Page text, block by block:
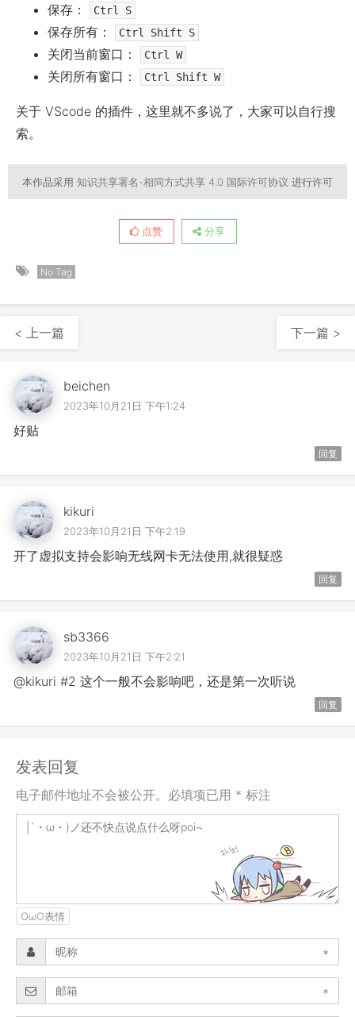
保存： Ctrl S
保存所有： Ctrl Shift S
关闭当前窗口： Ctrl W
关闭所有窗口： Ctrl Shift W
关于 VScode 的插件，这里就不多说了，大家可以自行搜
索。
本作品采用 知识共享署名-相同方式共享 4.0 国际许可协议 进行许可
点赞 分享
No Tag
< 上一篇 下一篇 >
beichen
2023年10月21日 下午1:24
好贴
回复
kikuri
2023年10月21日 下午2:19
开了虚拟支持会影响无线网卡无法使用,就很疑惑
回复
sb3366
2023年10月21日 下午2:21
@kikuri #2 这个一般不会影响吧，还是第一次听说
回复
发表回复
电子邮件地址不会被公开。必填项已用 * 标注
OωO表情
*
*